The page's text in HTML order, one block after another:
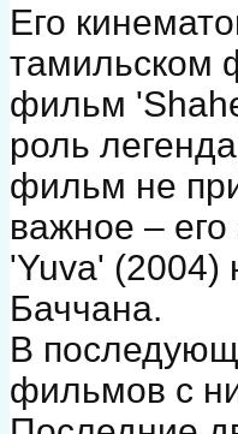
Его
тамильском
фильм
роль
фильм не
важное –
'Yuva' (2004)
Баччана.
В
фильмов с